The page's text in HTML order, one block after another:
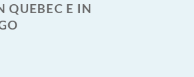
QUEBEC E IN